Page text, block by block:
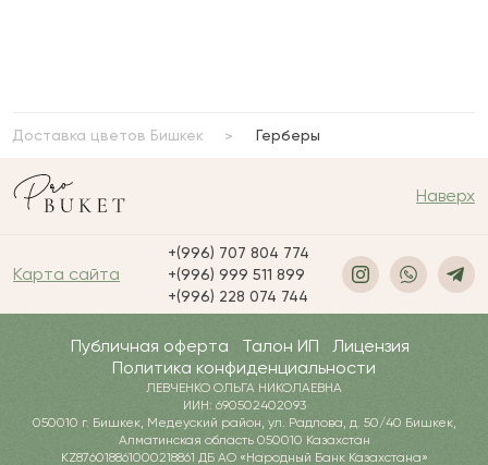
Доставка цветов Бишкек Герберы
Наверх
Карта сайта
+(996) 707 804 774
+(996) 999 511 899
+(996) 228 074 744
Публичная оферта Талон ИП
Лицензия
Политика конфиденциальности
ЛЕВЧЕНКО ОЛЬГА НИКОЛАЕВНА
ИИН: 690502402093
050010 г. Бишкек, Медеуский район, ул. Радлова, д. 50/40 Бишкек,
Алматинская область 050010 Казахстан
KZ876018861000218861 ДБ АО «Народный Банк Казахстана»